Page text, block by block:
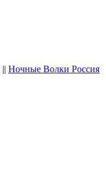
|| Ночные Волки Россия